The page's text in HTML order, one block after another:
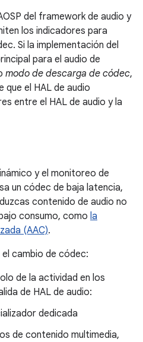
del framework de audio y
los indicadores para
Si la implementación del
para el audio de
modo de descarga de códec,
que el HAL de audio
entre el HAL de audio y la
y el monitoreo de
un códec de baja latencia,
contenido de audio no
consumo, como la
(AAC).
cambio de códec:
de la actividad en los
de HAL de audio:
dedicada
de contenido multimedia,